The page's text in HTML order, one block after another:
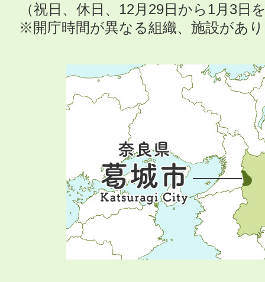
（祝日、休日、12月29日から1月3日
※開庁時間が異なる組織、施設があ